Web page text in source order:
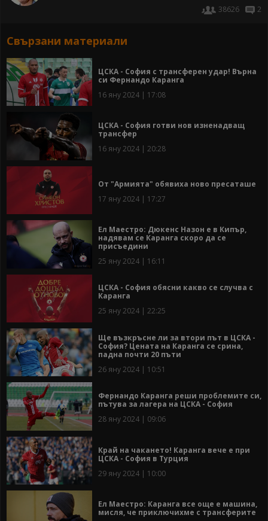
38626
2
Свързани материали
ЦСКА - София с трансферен удар! Върна
си Фернандо Каранга
16 яну 2024 | 17:08
ЦСКА - София готви нов изненадващ
трансфер
16 яну 2024 | 20:28
От "Армията" обявиха ново пресаташе
17 яну 2024 | 17:27
Ел Маестро: Дюкенс Назон е в Кипър,
надявам се Каранга скоро да се
присъедини
25 яну 2024 | 16:11
ЦСКА - София обясни какво се случва с
Каранга
25 яну 2024 | 22:25
Ще възкръсне ли за втори път в ЦСКА -
София? Цената на Каранга се срина,
падна почти 20 пъти
26 яну 2024 | 10:51
Фернандо Каранга реши проблемите си,
пътува за лагера на ЦСКА - София
28 яну 2024 | 09:06
Край на чакането! Каранга вече е при
ЦСКА - София в Турция
29 яну 2024 | 10:00
Ел Маестро: Каранга все още е машина,
мисля, че приключихме с трансферите